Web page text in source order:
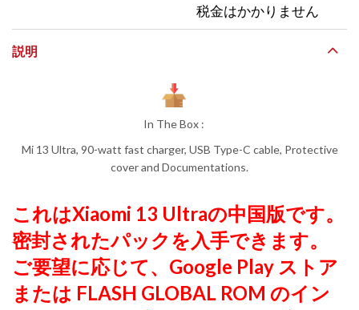
税金はかかりません
説明
In The Box :
Mi 13 Ultra, 90-watt fast charger, USB Type-C cable, Protective
cover and Documentations.
これはXiaomi 13 Ultraの中国版です。
密封されたパックを入手できます。
ご要望に応じて、Google Play ストア
または FLASH GLOBAL ROM のイン